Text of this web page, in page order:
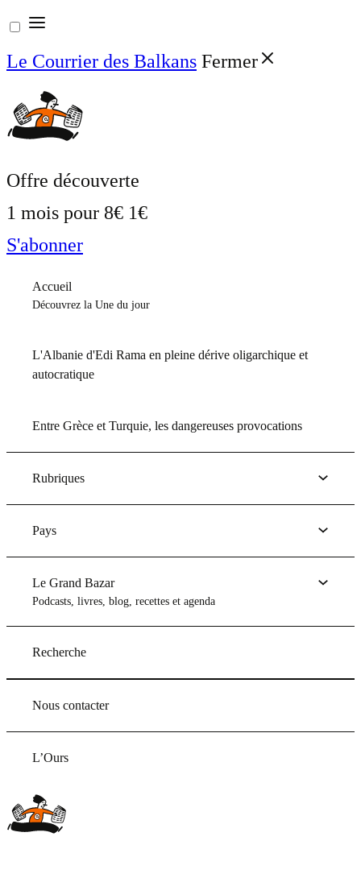
Aller
au
contenu
Le Courrier des Balkans Fermer
Offre découverte
1 mois pour 8€ 1€
S'abonner
Accueil
Découvrez la Une du jour
L'Albanie d'Edi Rama en pleine dérive oligarchique et
autocratique
Entre Grèce et Turquie, les dangereuses provocations
Rubriques
Pays
Le Grand Bazar
Podcasts, livres, blog, recettes et agenda
Recherche
Nous contacter
L’Ours